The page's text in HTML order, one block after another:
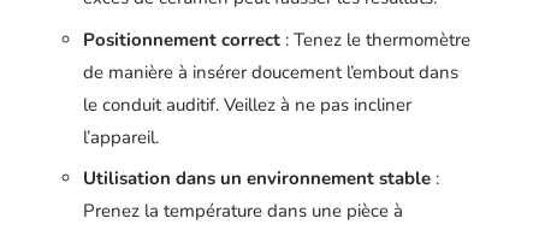
Positionnement correct : Tenez le thermomètre
de manière à insérer doucement l’embout dans
le conduit auditif. Veillez à ne pas incliner
l’appareil.
Utilisation dans un environnement stable :
Prenez la température dans une pièce à